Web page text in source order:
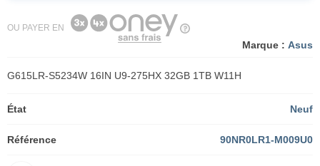
Marque : Asus
OU PAYER EN
G615LR-S5234W 16IN U9-275HX 32GB 1TB W11H
État Neuf
Référence 90NR0LR1-M009U0